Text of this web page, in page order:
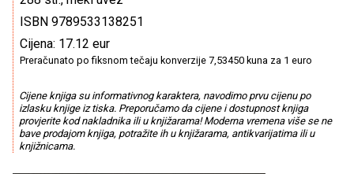
ISBN 9789533138251
Cijena: 17.12 eur
Preračunato po fiksnom tečaju konverzije 7,53450 kuna za 1 euro
Cijene knjiga su informativnog karaktera, navodimo prvu cijenu po
izlasku knjige iz tiska. Preporučamo da cijene i dostupnost knjiga
provjerite kod nakladnika ili u knjižarama! Moderna vremena više se ne
bave prodajom knjiga, potražite ih u knjižarama, antikvarijatima ili u
knjižnicama.